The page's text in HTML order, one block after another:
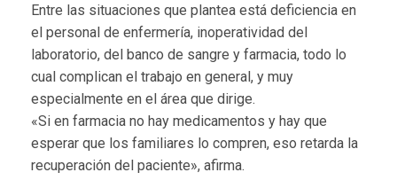
Entre las situaciones que plantea está deficiencia en
el personal de enfermería, inoperatividad del
laboratorio, del banco de sangre y farmacia, todo lo
cual complican el trabajo en general, y muy
especialmente en el área que dirige.
«Si en farmacia no hay medicamentos y hay que
esperar que los familiares lo compren, eso retarda la
recuperación del paciente», afirma.